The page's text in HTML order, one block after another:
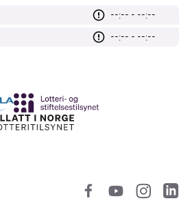
--:-- - --:--
--:-- - --:--